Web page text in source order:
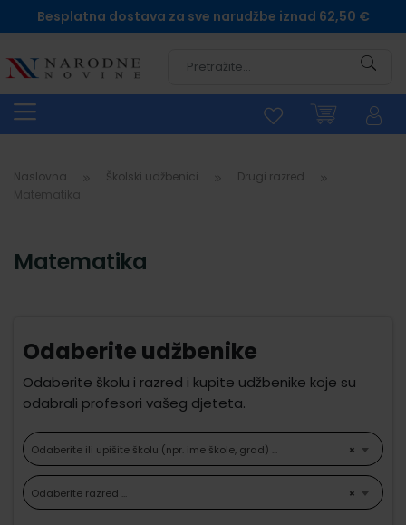
Besplatna dostava za sve narudžbe iznad 62,50 €
Naslovna Školski udžbenici
Drugi razred
Matematika
Odaberite udžbenike
Odaberite školu i razred i kupite udžbenike koje su
odabrali profesori vašeg djeteta.
×
Odaberite ili upišite školu (npr. ime škole, grad) ...
×
Odaberite razred ...